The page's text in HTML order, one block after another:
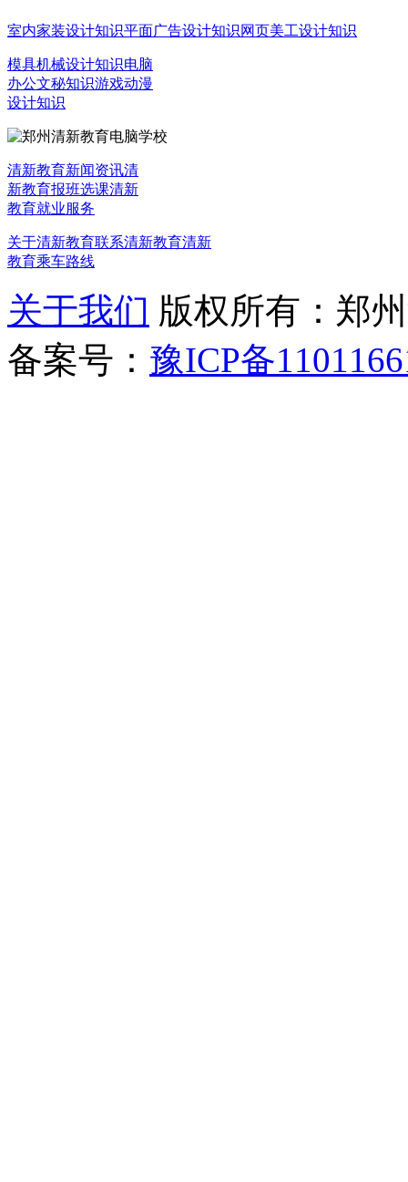
室内家装设计知识平面广告设计知识网页美工设计知识
模具机械设计知识电脑
办公文秘知识游戏动漫
设计知识
清新教育新闻资讯清
新教育报班选课清新
教育就业服务
关于清新教育联系清新教育清新
教育乘车路线
关于我们 版权所有：郑
备案号： 豫ICP备